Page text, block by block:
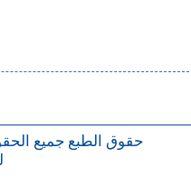
حقوق الطبع جميع